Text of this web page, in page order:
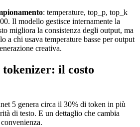
: temperature, top_p, top_k
Il modello gestisce internamente la
migliora la consistenza degli output, ma
a chi usava temperature basse per output
creativa.
il costo
5 genera circa il 30% di token in più
di testo. E un dettaglio che cambia